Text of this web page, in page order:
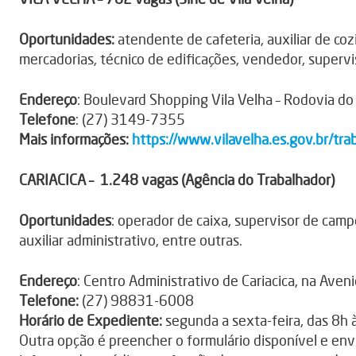
Oportunidades: atendente de cafeteria, auxiliar de
mercadorias, técnico de edificações, vendedor,
Endereço: Boulevard Shopping Vila Velha – Rodovia
Telefone: (27) 3149-7355
Mais informações: https://www.vilavelha.es.gov.br/
CARIACICA – 1.248 vagas (Agência do Trabalhador)
Oportunidades: operador de caixa, supervisor de
auxiliar administrativo, entre outras.
Endereço: Centro Administrativo de Cariacica, na
Telefone: (27) 98831-6008
Horário de Expediente: segunda a sexta-feira, das 8h
Outra opção é preencher o formulário disponível e